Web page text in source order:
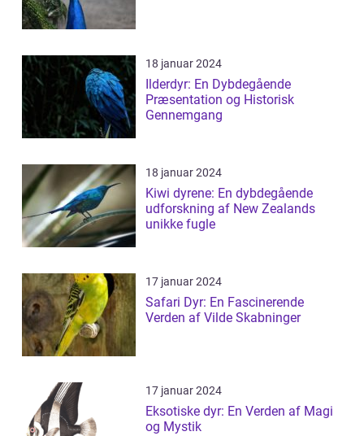
18 januar 2024
Ilderdyr: En Dybdegående
Præsentation og Historisk
Gennemgang
18 januar 2024
Kiwi dyrene: En dybdegående
udforskning af New Zealands
unikke fugle
17 januar 2024
Safari Dyr: En Fascinerende
Verden af Vilde Skabninger
17 januar 2024
Eksotiske dyr: En Verden af Magi
og Mystik